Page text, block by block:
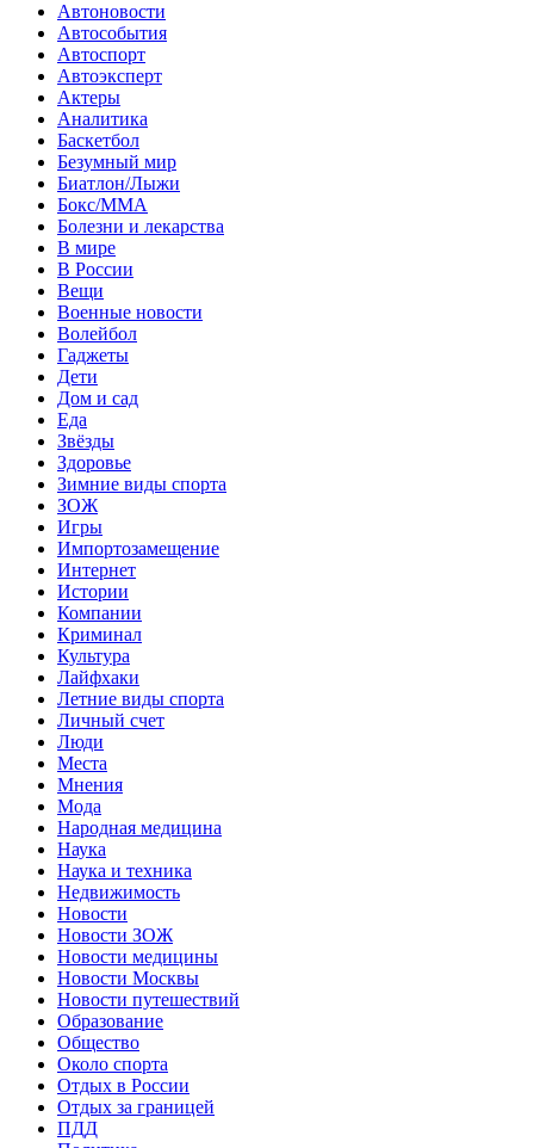
Автоновости
Автособытия
Автоспорт
Автоэксперт
Актеры
Аналитика
Баскетбол
Безумный мир
Биатлон/Лыжи
Бокс/MMA
Болезни и лекарства
В мире
В России
Вещи
Военные новости
Волейбол
Гаджеты
Дети
Дом и сад
Еда
Звёзды
Здоровье
Зимние виды спорта
ЗОЖ
Игры
Импортозамещение
Интернет
Истории
Компании
Криминал
Культура
Лайфхаки
Летние виды спорта
Личный счет
Люди
Места
Мнения
Мода
Народная медицина
Наука
Наука и техника
Недвижимость
Новости
Новости ЗОЖ
Новости медицины
Новости Москвы
Новости путешествий
Образование
Общество
Около спорта
Отдых в России
Отдых за границей
ПДД